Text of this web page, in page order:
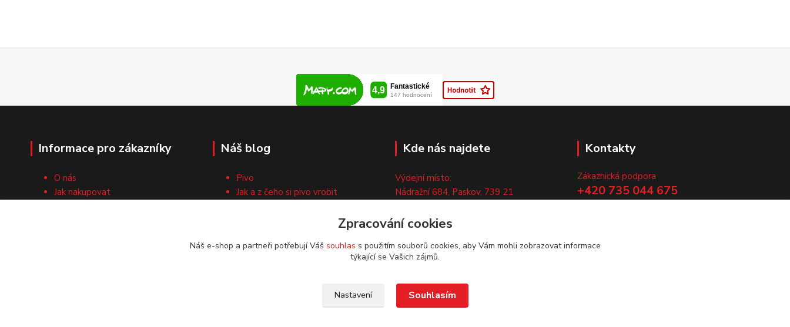
Informace pro zákazníky
O nás
Jak nakupovat
Náš blog
Pivo
Jak a z čeho si pivo vrobit
Kde nás najdete
Výdejní místo:
Nádražní 684, Paskov, 739 21
Pouze po předchozí tel. domluvě.
Kontakty
Zákaznická podpora
+420 735 044 675
Zpracování cookies
Náš e-shop a partneři potřebují Váš souhlas s použitím souborů cookies, aby Vám mohli zobrazovat informace
týkající se Vašich zájmů.
Nastavení Souhlasím